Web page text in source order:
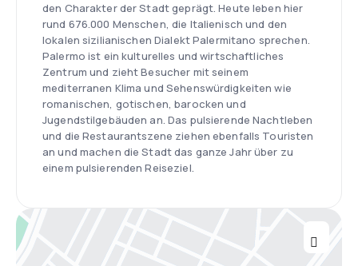
den Charakter der Stadt geprägt. Heute leben hier
rund 676.000 Menschen, die Italienisch und den
lokalen sizilianischen Dialekt Palermitano sprechen.
Palermo ist ein kulturelles und wirtschaftliches
Zentrum und zieht Besucher mit seinem
mediterranen Klima und Sehenswürdigkeiten wie
romanischen, gotischen, barocken und
Jugendstilgebäuden an. Das pulsierende Nachtleben
und die Restaurantszene ziehen ebenfalls Touristen
an und machen die Stadt das ganze Jahr über zu
einem pulsierenden Reiseziel.